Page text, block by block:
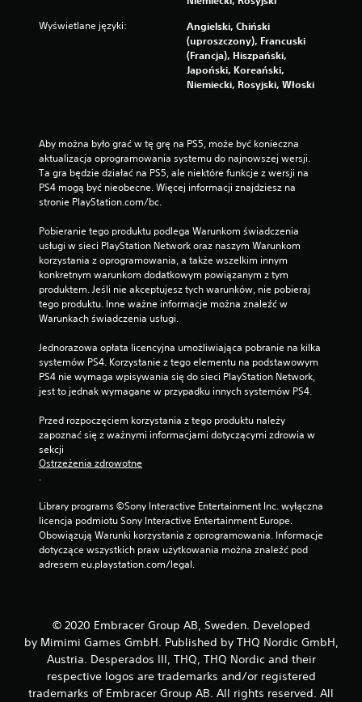
Wyświetlane języki:
Angielski, Chiński
(uproszczony), Francuski
(Francja), Hiszpański,
Japoński, Koreański,
Niemiecki, Rosyjski, Włoski
Aby można było grać w tę grę na PS5, może być konieczna
aktualizacja oprogramowania systemu do najnowszej wersji.
Ta gra będzie działać na PS5, ale niektóre funkcje z wersji na
PS4 mogą być nieobecne. Więcej informacji znajdziesz na
stronie PlayStation.com/bc.
Pobieranie tego produktu podlega Warunkom świadczenia
usługi w sieci PlayStation Network oraz naszym Warunkom
korzystania z oprogramowania, a także wszelkim innym
konkretnym warunkom dodatkowym powiązanym z tym
produktem. Jeśli nie akceptujesz tych warunków, nie pobieraj
tego produktu. Inne ważne informacje można znaleźć w
Warunkach świadczenia usługi.
Jednorazowa opłata licencyjna umożliwiająca pobranie na kilka
systemów PS4. Korzystanie z tego elementu na podstawowym
PS4 nie wymaga wpisywania się do sieci PlayStation Network,
jest to jednak wymagane w przypadku innych systemów PS4.
Przed rozpoczęciem korzystania z tego produktu należy
zapoznać się z ważnymi informacjami dotyczącymi zdrowia w
sekcji
Ostrzeżenia zdrowotne
.
Library programs ©Sony Interactive Entertainment Inc. wyłączna
licencja podmiotu Sony Interactive Entertainment Europe.
Obowiązują Warunki korzystania z oprogramowania. Informacje
dotyczące wszystkich praw użytkowania można znaleźć pod
adresem eu.playstation.com/legal.
© 2020 Embracer Group AB, Sweden. Developed
by Mimimi Games GmbH. Published by THQ Nordic GmbH,
Austria. Desperados III, THQ, THQ Nordic and their
respective logos are trademarks and/or registered
trademarks of Embracer Group AB. All rights reserved. All